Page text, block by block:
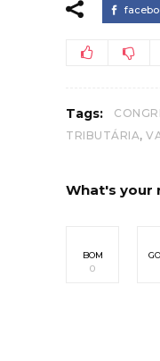
Tags:
TRIBUTÁRIA,
What's your
BOM
0